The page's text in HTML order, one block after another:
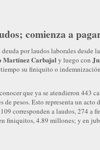
comienza a
por laudos laborales desde
Martínez Carbajal y luego con
su finiquito o
que ya se atendieron 443
pesos. Esto representa un acto
corresponden a laudos, 274 a
finiquitos, 4.89 millones; y en